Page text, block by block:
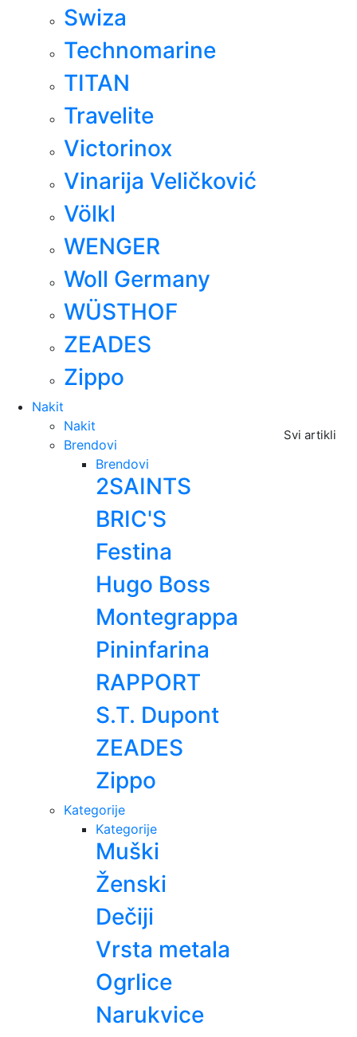
Swiza
Technomarine
TITAN
Travelite
Victorinox
Vinarija Veličković
Völkl
WENGER
Woll Germany
WÜSTHOF
ZEADES
Zippo
Nakit
Svi artikli
Nakit
Brendovi
Brendovi
2SAINTS
BRIC'S
Festina
Hugo Boss
Montegrappa
Pininfarina
RAPPORT
S.T. Dupont
ZEADES
Zippo
Kategorije
Kategorije
Muški
Ženski
Dečiji
Vrsta metala
Ogrlice
Narukvice